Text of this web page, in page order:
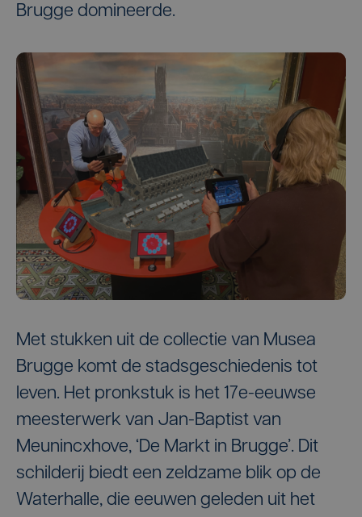
Brugge domineerde.
Met stukken uit de collectie van Musea
Brugge komt de stadsgeschiedenis tot
leven. Het pronkstuk is het 17e-eeuwse
meesterwerk van Jan-Baptist van
Meunincxhove, ‘De Markt in Brugge’. Dit
schilderij biedt een zeldzame blik op de
Waterhalle, die eeuwen geleden uit het